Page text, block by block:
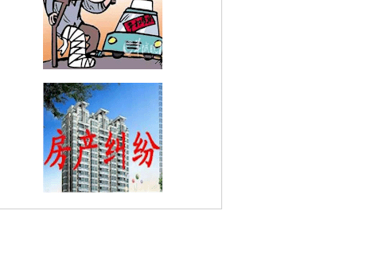
长途客运总站婚姻家庭律师 安将军巷婚姻